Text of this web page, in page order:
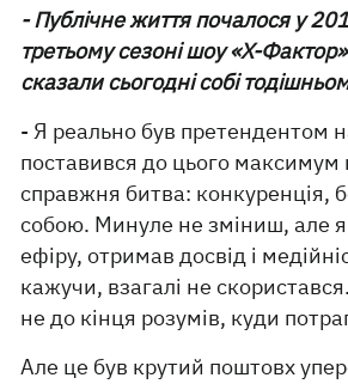
- Публічне життя почалося у
третьому сезоні шоу «Х-
сказали сьогодні собі
- Я реально був претендентом
поставився до цього
справжня битва: конкуренція,
собою. Минуле не зміниш, але
ефіру, отримав досвід і
кажучи, взагалі не
не до кінця розумів, куди
Але це був крутий поштовх